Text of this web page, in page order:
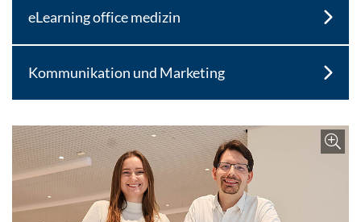
eLearning office medizin
Kommunikation und Marketing